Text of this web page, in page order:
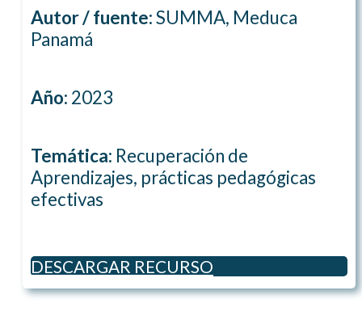
Autor / fuente:SUMMA, Meduca
Panamá
Año: 2023
Temática: Recuperación de
Aprendizajes, prácticas pedagógicas
efectivas
DESCARGAR RECURSO